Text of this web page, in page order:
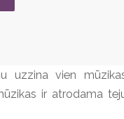
uzzina vien
ir atrodama